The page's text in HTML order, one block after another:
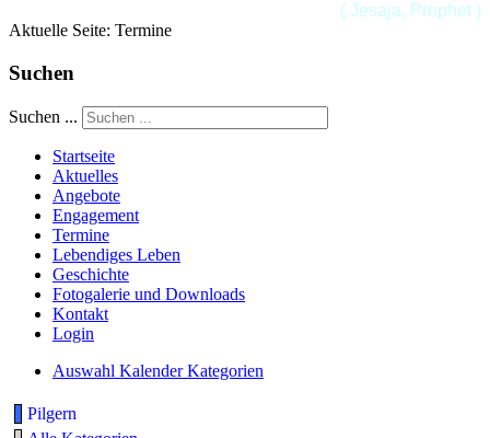
( Jesaja, Prophet )
Aktuelle Seite: Termine
Suchen
Suchen ...
Startseite
Aktuelles
Angebote
Engagement
Termine
Lebendiges Leben
Geschichte
Fotogalerie und Downloads
Kontakt
Login
Auswahl Kalender Kategorien
Pilgern